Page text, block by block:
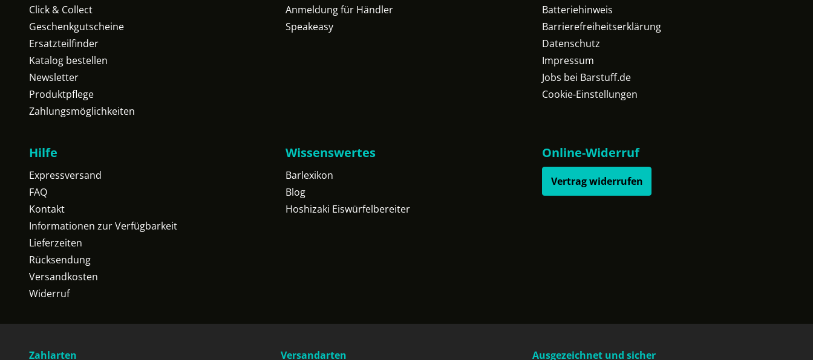
Click & Collect
Geschenkgutscheine
Ersatzteilfinder
Katalog bestellen
Newsletter
Produktpflege
Zahlungsmöglichkeiten
Anmeldung für Händler
Speakeasy
Batteriehinweis
Barrierefreiheitserklärung
Datenschutz
Impressum
Jobs bei Barstuff.de
Cookie-Einstellungen
Hilfe
Expressversand
FAQ
Kontakt
Informationen zur Verfügbarkeit
Lieferzeiten
Rücksendung
Versandkosten
Widerruf
Wissenswertes
Barlexikon
Blog
Hoshizaki Eiswürfelbereiter
Online-Widerruf
Vertrag widerrufen
Zahlarten Versandarten Ausgezeichnet und sicher